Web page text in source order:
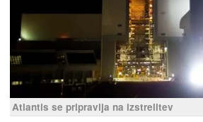
Atlantis se pripravlja na izstrelitev